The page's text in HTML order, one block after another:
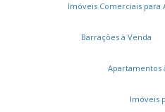
Imóveis Comerciais para
Barrações à Venda
Apartamentos
Imóveis
Cadastros e
Cadastre